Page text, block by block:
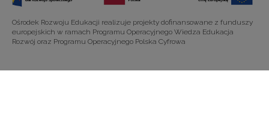
Ośrodek Rozwoju Edukacji realizuje projekty dofinansowane z funduszy
europejskich w ramach Programu Operacyjnego Wiedza Edukacja
Rozwój oraz Programu Operacyjnego Polska Cyfrowa